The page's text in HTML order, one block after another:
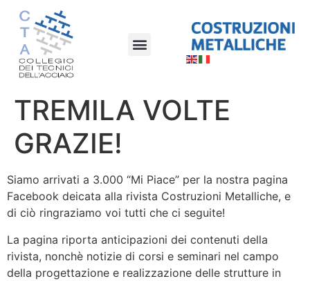
TREMILA VOLTE
GRAZIE!
Siamo arrivati a 3.000 “Mi Piace” per la nostra pagina
Facebook deicata alla rivista Costruzioni Metalliche, e
di ciò ringraziamo voi tutti che ci seguite!
La pagina riporta anticipazioni dei contenuti della
rivista, nonchè notizie di corsi e seminari nel campo
della progettazione e realizzazione delle strutture in